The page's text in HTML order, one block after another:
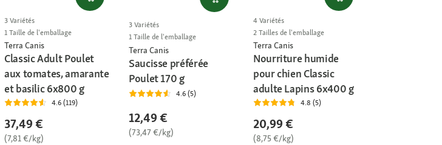
3 Variétés
1 Taille de l'emballage
Terra Canis
Classic Adult Poulet
aux tomates, amarante
et basilic 6x800 g
4.6 (119)
37,49 €
(7,81 €/kg)
3 Variétés
1 Taille de l'emballage
Terra Canis
Saucisse préférée
Poulet 170 g
4.6 (5)
12,49 €
(73,47 €/kg)
4 Variétés
2 Tailles de l'emballage
Terra Canis
Nourriture humide
pour chien Classic
adulte Lapins 6x400 g
4.8 (5)
20,99 €
(8,75 €/kg)